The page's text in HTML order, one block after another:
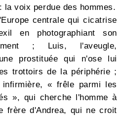
la voix perdue des hommes.
centrale qui cicatrise
en photographiant son
; Luis, l'aveugle,
prostituée qui n'ose lui
trottoirs de la périphérie ;
infirmière, « frêle parmi les
», qui cherche l'homme à
frère d'Andrea, qui ne croit